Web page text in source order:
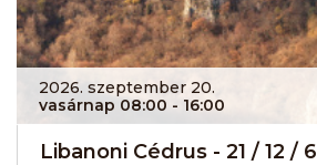
2026. szeptember 20.
vasárnap 08:00 - 16:00
Libanoni Cédrus - 21 / 12 / 6